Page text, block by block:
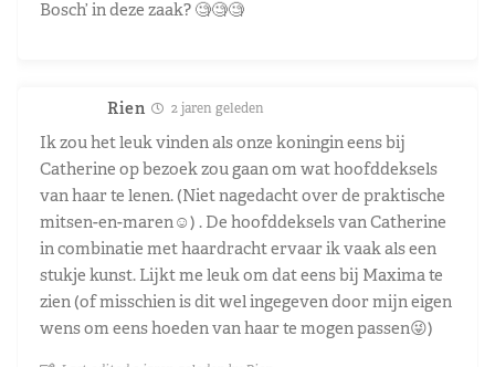
Bosch’ in deze zaak? 🧐🧐🧐
Rien 2 jaren geleden
Ik zou het leuk vinden als onze koningin eens bij
Catherine op bezoek zou gaan om wat hoofddeksels
van haar te lenen. (Niet nagedacht over de praktische
mitsen-en-maren☺️) . De hoofddeksels van Catherine
in combinatie met haardracht ervaar ik vaak als een
stukje kunst. Lijkt me leuk om dat eens bij Maxima te
zien (of misschien is dit wel ingegeven door mijn eigen
wens om eens hoeden van haar te mogen passen😜)